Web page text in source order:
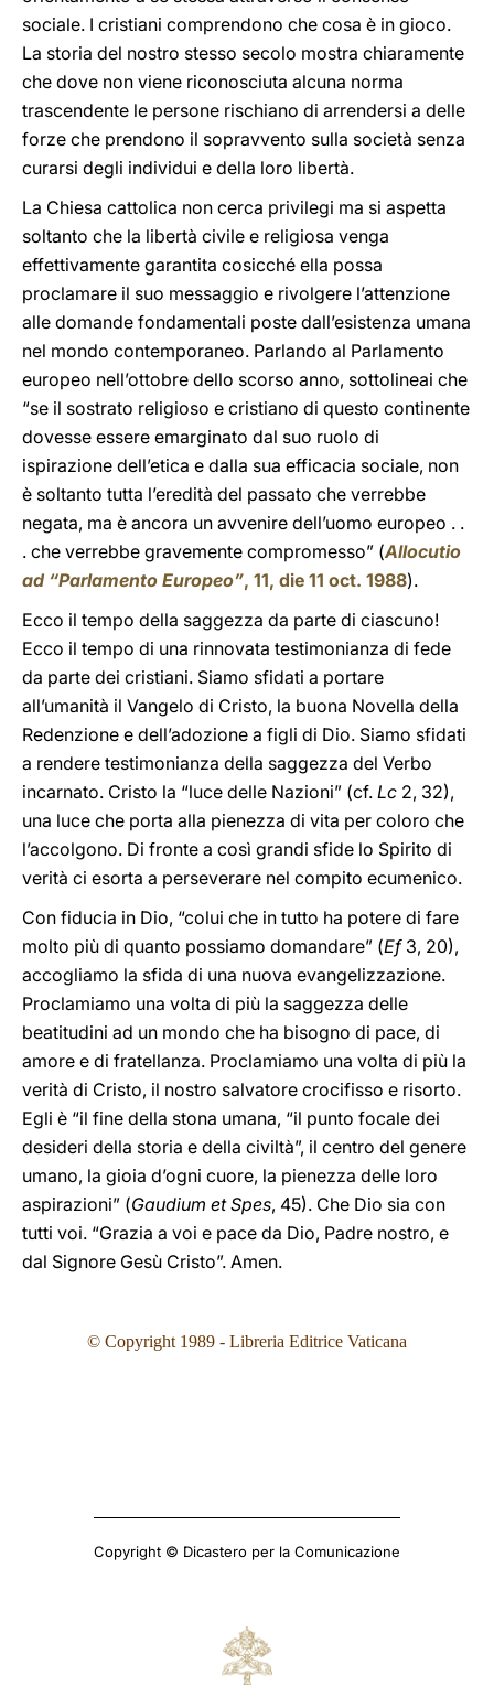
sociale. I cristiani comprendono che cosa è in gioco.
La storia del nostro stesso secolo mostra chiaramente
che dove non viene riconosciuta alcuna norma
trascendente le persone rischiano di arrendersi a delle
forze che prendono il sopravvento sulla società senza
curarsi degli individui e della loro libertà.
La Chiesa cattolica non cerca privilegi ma si aspetta
soltanto che la libertà civile e religiosa venga
effettivamente garantita cosicché ella possa
proclamare il suo messaggio e rivolgere l’attenzione
alle domande fondamentali poste dall’esistenza umana
nel mondo contemporaneo. Parlando al Parlamento
europeo nell’ottobre dello scorso anno, sottolineai che
“se il sostrato religioso e cristiano di questo continente
dovesse essere emarginato dal suo ruolo di
ispirazione dell’etica e dalla sua efficacia sociale, non
è soltanto tutta l’eredità del passato che verrebbe
negata, ma è ancora un avvenire dell’uomo europeo . .
. che verrebbe gravemente compromesso” (Allocutio
ad “Parlamento Europeo”, 11, die 11 oct. 1988).
Ecco il tempo della saggezza da parte di ciascuno!
Ecco il tempo di una rinnovata testimonianza di fede
da parte dei cristiani. Siamo sfidati a portare
all’umanità il Vangelo di Cristo, la buona Novella della
Redenzione e dell’adozione a figli di Dio. Siamo sfidati
a rendere testimonianza della saggezza del Verbo
incarnato. Cristo la “luce delle Nazioni” (cf. Lc 2, 32),
una luce che porta alla pienezza di vita per coloro che
l’accolgono. Di fronte a così grandi sfide lo Spirito di
verità ci esorta a perseverare nel compito ecumenico.
Con fiducia in Dio, “colui che in tutto ha potere di fare
molto più di quanto possiamo domandare” (Ef3, 20),
accogliamo la sfida di una nuova evangelizzazione.
Proclamiamo una volta di più la saggezza delle
beatitudini ad un mondo che ha bisogno di pace, di
amore e di fratellanza. Proclamiamo una volta di più la
verità di Cristo, il nostro salvatore crocifisso e risorto.
Egli è “il fine della stona umana, “il punto focale dei
desideri della storia e della civiltà”, il centro del genere
umano, la gioia d’ogni cuore, la pienezza delle loro
aspirazioni” (Gaudium et Spes, 45). Che Dio sia con
tutti voi. “Grazia a voi e pace da Dio, Padre nostro, e
dal Signore Gesù Cristo”. Amen.
© Copyright 1989 - Libreria Editrice Vaticana
Copyright © Dicastero per la Comunicazione